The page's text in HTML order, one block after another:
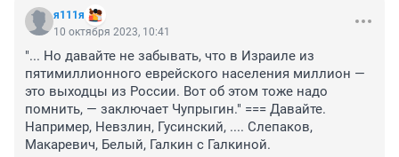
я111я
10 октября 2023, 10:41
"... Но давайте не забывать, что в Израиле из
пятимиллионного еврейского населения миллион —
это выходцы из России. Вот об этом тоже надо
помнить, — заключает Чупрыгин." === Давайте.
Например, Невзлин, Гусинский, .... Слепаков,
Макаревич, Белый, Галкин с Галкиной.